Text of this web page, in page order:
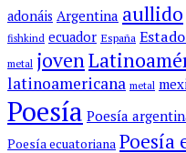
adonáis Argentina aullido
fishkind ecuador España
metal joven
latinoamericana metal
Poesía Poesía
Poesía ecuatoriana Poesía